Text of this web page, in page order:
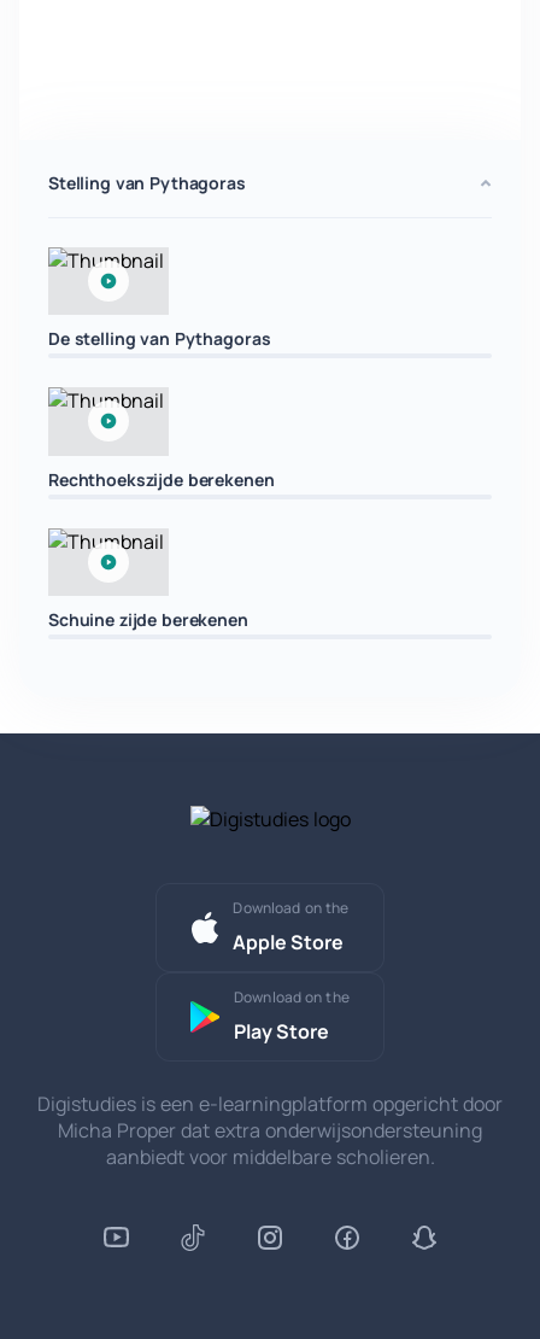
Stelling van Pythagoras
De stelling van Pythagoras
Rechthoekszijde berekenen
Schuine zijde berekenen
Download on the
Apple Store
Download on the
Play Store
Digistudies is een e-learningplatform opgericht door
Micha Proper dat extra onderwijsondersteuning
aanbiedt voor middelbare scholieren.